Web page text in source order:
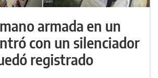
armada en un
con un silenciador
registrado